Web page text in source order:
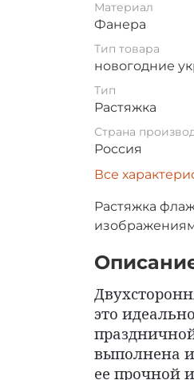
Материал
Фанера
Тип товара
новогодние
Тип
Растяжка
Страна
Россия
Все
Растяжка
это
выполнена
ее прочной